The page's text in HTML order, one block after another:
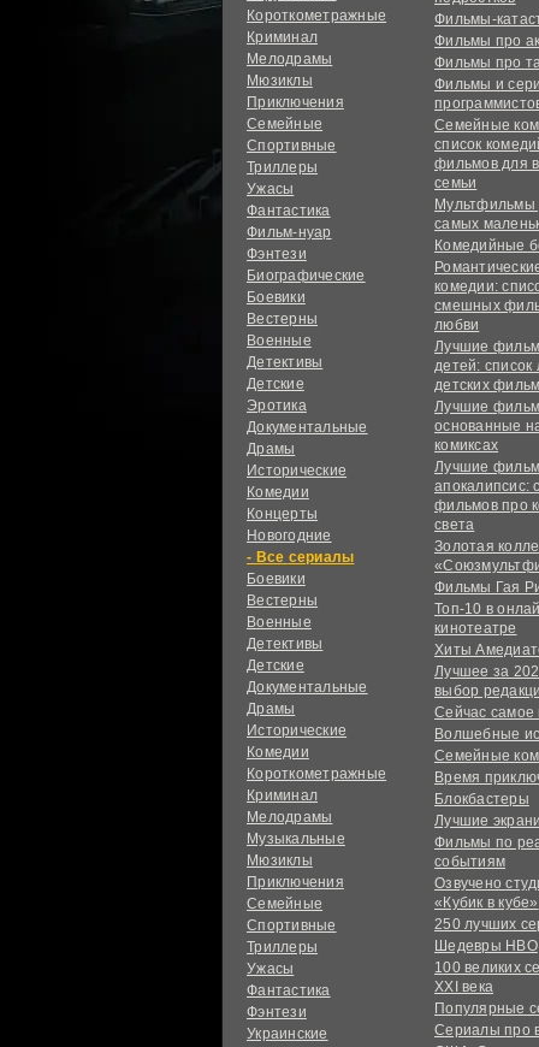
Короткометражные
Криминал
Мелодрамы
Мюзиклы
Приключения
Семейные
Спортивные
Триллеры
Ужасы
Фантастика
Фильм-нуар
Фэнтези
Биографические
Боевики
Вестерны
Военные
Детективы
Детские
Эротика
Документальные
Драмы
Исторические
Комедии
Концерты
Новогодние
сериалы
Боевики
Вестерны
Военные
Детективы
Детские
Документальные
Драмы
Исторические
Комедии
Короткометражные
Криминал
Мелодрамы
Музыкальные
Мюзиклы
Приключения
Семейные
Спортивные
Триллеры
Ужасы
Фантастика
Фэнтези
Украинcкие
Фильмы-
Фильмы про
Фильмы про
Фильмы и
Семейные
список
фильмов для
семьи
Мультфильмы
самых
Комедийные
комедии:
смешных
любви
Лучшие
детей: список
детских
Лучшие
основанные
комиксах
Лучшие
апокалипсис:
фильмов про
света
Золотая
Фильмы Гая
Топ-10 в
кинотеатре
Хиты
Лучшее за
выбор
Сейчас самое
Волшебные
Семейные
Время
Блокбастеры
Лучшие
Фильмы по
событиям
Озвучено
«Кубик в кубе»
250 лучших
Шедевры HBO
100 великих
XXI века
Популярные
Сериалы про